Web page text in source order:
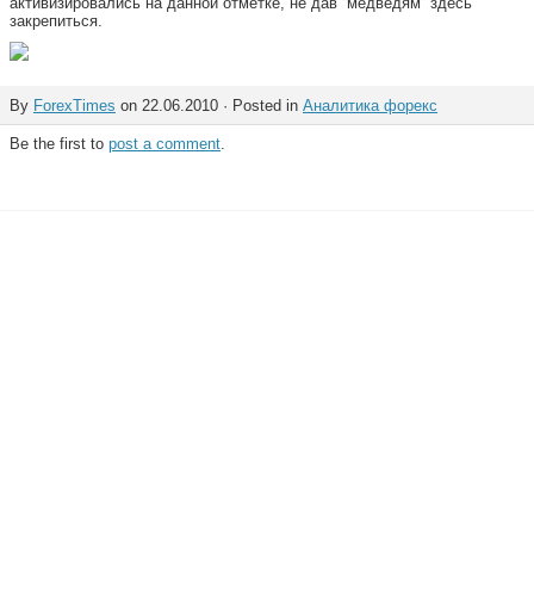
закрепиться.
By ForexTimes on 22.06.2010 · Posted in Аналитика форекс
Be the first to post a comment.